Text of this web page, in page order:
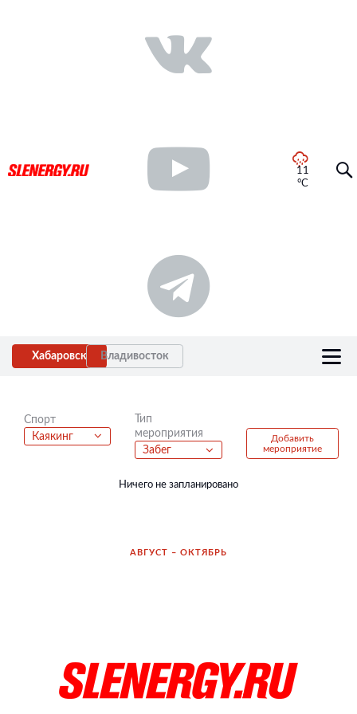
11
°C
Хабаровск Владивосток
Спорт
Каякинг
Тип
мероприятия
Забег
Добавить
мероприятие
Ничего не запланировано
АВГУСТ – ОКТЯБРЬ